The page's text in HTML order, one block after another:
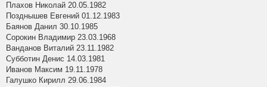
Плахов Николай 20.05.1982
Позднышев Евгений 01.12.1983
Баянов Данил 30.10.1985
Сорокин Владимир 23.03.1968
Ванданов Виталий 23.11.1982
Субботин Денис 14.03.1981
Иванов Максим 19.11.1978
Галушко Кирилл 29.06.1984